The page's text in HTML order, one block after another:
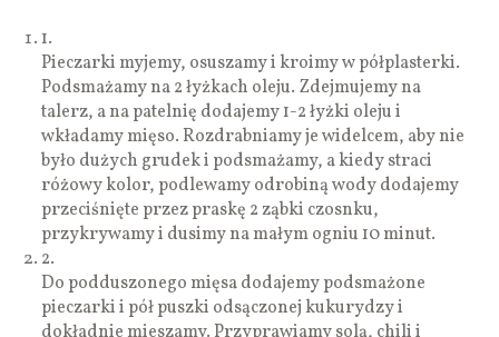
1.
Pieczarki myjemy, osuszamy i kroimy w półplasterki.
Podsmażamy na 2 łyżkach oleju. Zdejmujemy na
talerz, a na patelnię dodajemy 1-2 łyżki oleju i
wkładamy mięso. Rozdrabniamy je widelcem, aby nie
było dużych grudek i podsmażamy, a kiedy straci
różowy kolor, podlewamy odrobiną wody dodajemy
przeciśnięte przez praskę 2 ząbki czosnku,
przykrywamy i dusimy na małym ogniu 10 minut.
2.
Do podduszonego mięsa dodajemy podsmażone
pieczarki i pół puszki odsączonej kukurydzy i